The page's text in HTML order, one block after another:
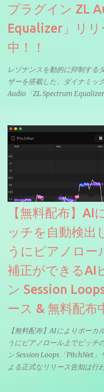
プラグイン ZL
Equalizer」リリ
中！！
レゾナンスを動的に抑制する
ザーを搭載した、ダイナミッ
Audio「ZL Spectrum
【無料配布】
ッチを自動検出
うにピアノロー
補正ができるAI
ン Session
ース & 無料配布
【無料配布】AIによりボー
うにピアノロール上でピッチ
ン Session Loops「PitchNet
よる正式なリリース告知は行